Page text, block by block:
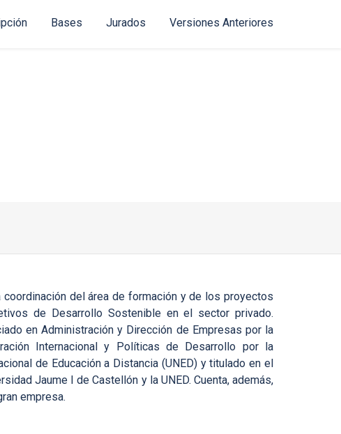
Bases Jurados Versiones Anteriores
del área de formación y de los proyectos
de Desarrollo Sostenible en el sector privado.
en Administración y Dirección de Empresas por la
Internacional y Políticas de Desarrollo por la
de Educación a Distancia (UNED) y titulado en el
Jaume I de Castellón y la UNED. Cuenta, además,
empresa.